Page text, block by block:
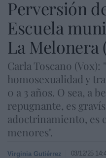
Perversión
Escuela
La
Carla Toscano (Vox):
homosexualidad y
0 a 3 años. O sea, a
repugnante, es
adoctrinamiento, es
menores".
Virginia Gutiérrez 03/12/25